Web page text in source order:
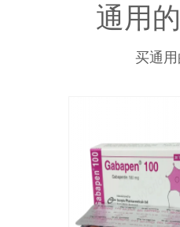
通用
买通